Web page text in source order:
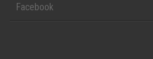
Facebook